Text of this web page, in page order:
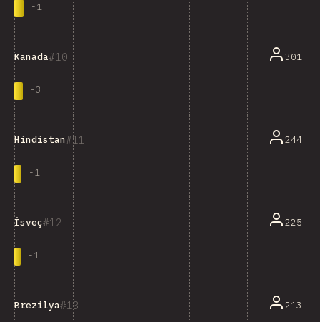
-1
10
Kanada
-3
301
11
Hindistan
-1
244
12
İsveç
-1
225
13
Brezilya 213